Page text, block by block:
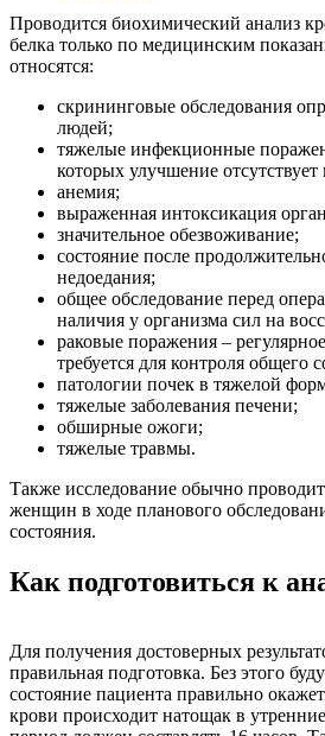
Проводится биохимический анализ
белка только по медицинским
относятся:
скрининговые обследования
людей;
тяжелые инфекционные
которых улучшение
анемия;
выраженная интоксикация
значительное обезвоживание;
состояние после
недоедания;
общее обследование перед
наличия у организма сил на
раковые поражения –
требуется для контроля общего
патологии почек в тяжелой
тяжелые заболевания печени;
обширные ожоги;
тяжелые травмы.
Также исследование обычно
женщин в ходе планового
состояния.
Как подготовиться к
Для получения достоверных
правильная подготовка. Без этого
состояние пациента правильно
крови происходит натощак в